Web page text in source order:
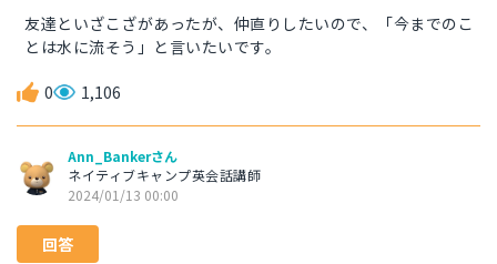
友達といざこざがあったが、仲直りしたいので、「今までのこ
とは水に流そう」と言いたいです。
0 1,106
Ann_Bankerさん
ネイティブキャンプ英会話講師
2024/01/13 00:00
回答